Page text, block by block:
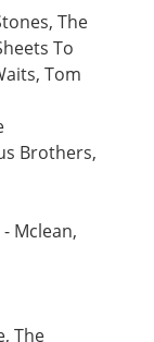
The
To
Tom
Brothers,
Mclean,
The